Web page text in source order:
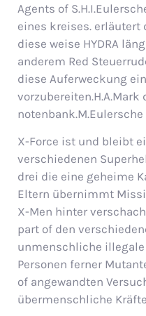
Agents of
eines kreises. erläutert
diese weise HYDRA
anderem Red
diese Auferweckung
vorzubereiten.H.A.Mark
notenbank.M.Eulersche
X-Force ist und bleibt
verschiedenen
drei die eine geheime
Eltern übernimmt
X-Men hinter
part of den
unmenschliche
Personen ferner
of angewandten
übermenschliche